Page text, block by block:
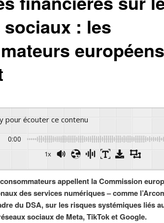
sociaux : les
pour écouter ce contenu
0:00
1x
appellent la Commission
des services numériques – comme
du DSA, sur les risques systémiques liés
sociaux de Meta, TikTok et Google.